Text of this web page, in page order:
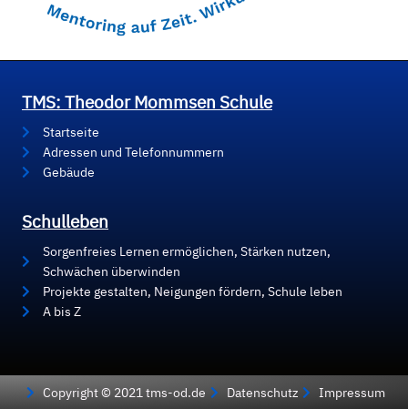
TMS: Theodor Mommsen Schule
Startseite
Adressen und Telefonnummern
Gebäude
Schulleben
Sorgenfreies Lernen ermöglichen, Stärken nutzen,
Schwächen überwinden
Projekte gestalten, Neigungen fördern, Schule leben
A bis Z
Copyright © 2021 tms-od.de Datenschutz Impressum